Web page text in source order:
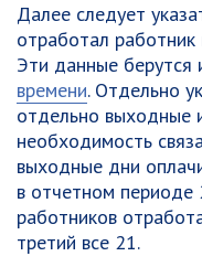
Далее следует
отработал
Эти данные берутся
времени. Отдельно
отдельно выходные
необходимость
выходные дни
в отчетном периоде
работников
третий все 21.